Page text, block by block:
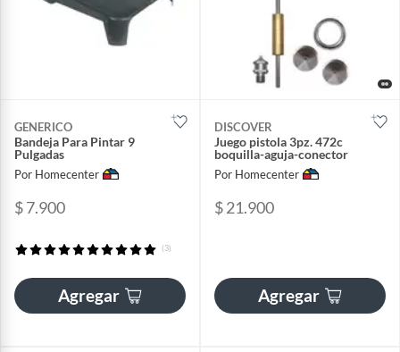
GENERICO
Bandeja Para Pintar 9
Pulgadas
Por Homecenter
$ 7.900
(3)
Agregar
DISCOVER
Juego pistola 3pz. 472c
boquilla-aguja-conector
Por Homecenter
$ 21.900
Agregar